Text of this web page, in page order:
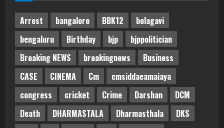
Arrest bangalore BBK12
belagavi
bengaluru
Birthday bjp
bjppolitician
Breaking NEWS
breakingnews
Business
CASE
CINEMA Cm
cmsiddaeamaiaya
congress
cricket Crime Darshan
DCM
Death
DHARMASTALA Dharmasthala
DKS